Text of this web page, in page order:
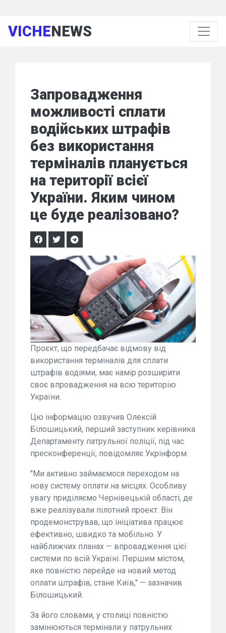
VICHENEWS
Запровадження
можливості сплати
водійських штрафів
без використання
терміналів планується
на території всієї
України. Яким чином
це буде реалізовано?
Проєкт, що передбачає відмову від
використання терміналів для сплати
штрафів водіями, має намір розширити
своє впровадження на всю територію
України.
Цю інформацію озвучив Олексій
Білошицький, перший заступник керівника
Департаменту патрульної поліції, під час
пресконференції, повідомляє Укрінформ.
"Ми активно займаємося переходом на
нову систему оплати на місцях. Особливу
увагу приділяємо Чернівецькій області, де
вже реалізували пілотний проект. Він
продемонстрував, що ініціатива працює
ефективно, швидко та мобільно. У
найближчих планах — впровадження цієї
системи по всій Україні. Першим містом,
яке повністю перейде на новий метод
оплати штрафів, стане Київ," — зазначив
Білошицький.
За його словами, у столиці повністю
замінюються термінали у патрульних